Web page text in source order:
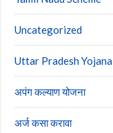
Uncategorized
Uttar Pradesh Yojana
अपंग कल्याण योजना
अर्ज कसा करावा